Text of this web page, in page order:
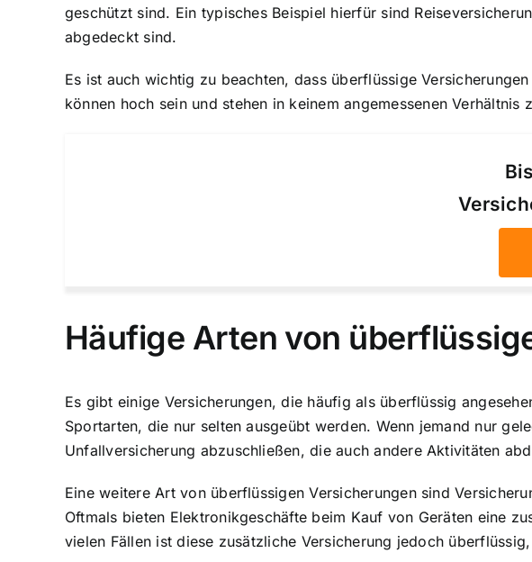
geschützt sind. Ein typisches Beispiel hierfür sind
abgedeckt sind.
Es ist auch wichtig zu beachten, dass überflüssige
können hoch sein und stehen in keinem angemessenen
Häufige Arten von
Es gibt einige Versicherungen, die häufig als überflüssig
Sportarten, die nur selten ausgeübt werden. Wenn jemand nur
Unfallversicherung abzuschließen, die auch andere Aktivitäten
Eine weitere Art von überflüssigen Versicherungen sind
Oftmals bieten Elektronikgeschäfte beim Kauf von Geräten eine
vielen Fällen ist diese zusätzliche Versicherung jedoch